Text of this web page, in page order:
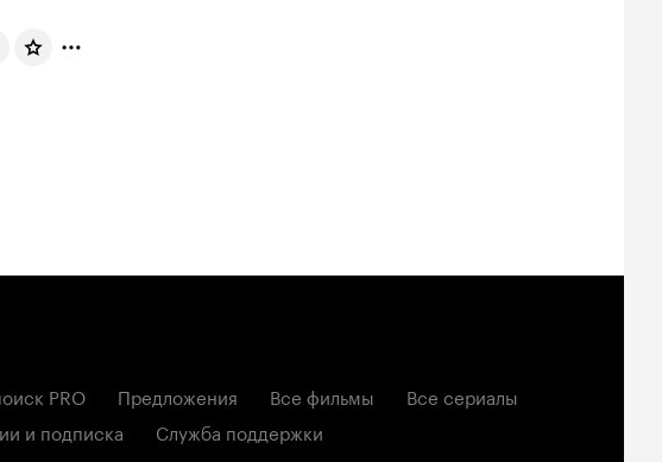
PRO Предложения Все фильмы
Все сериалы
и подписка Служба поддержки